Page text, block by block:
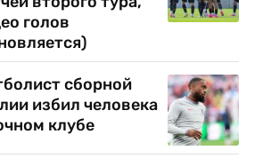
голов
сборной
избил человека
клубе